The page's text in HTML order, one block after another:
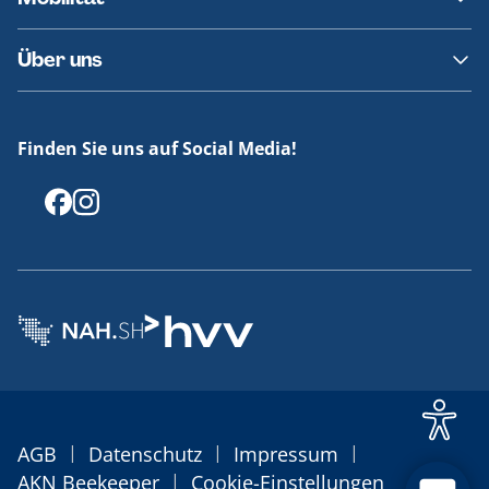
Fundsachen
Häufige Fragen
Barrierefreies Reisen
Erklärung Barrierefreiheit
Über uns
Offenlegungen
Finden Sie uns auf Social Media!
AGB | Datenschutz | Impressum |
AKN Beekeeper | Cookie-Einstellungen